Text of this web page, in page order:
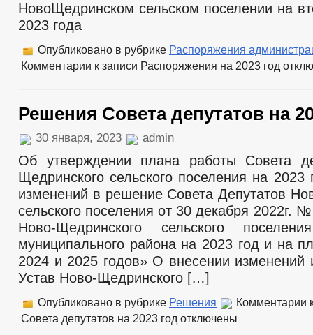
НовоЩедринском сельском поселении на
2023 года
Опубликовано в рубрике Распоряжения
Комментарии к записи Распоряжения на 2023 год
Решения Совета депутатов на
30 января, 2023 admin
Об утверждении плана работы Совета
Щедринского сельского поселения на
изменений в решение Совета Депутатов
сельского поселения от 30 декабря 2022г.
Ново-Щедринского сельского
муниципального района на 2023 год и на
2024 и 2025 годов» О внесении изменений
Устав Ново-Щедринского […]
Опубликовано в рубрике Решения Комментарии
Совета депутатов на 2023 год отключены